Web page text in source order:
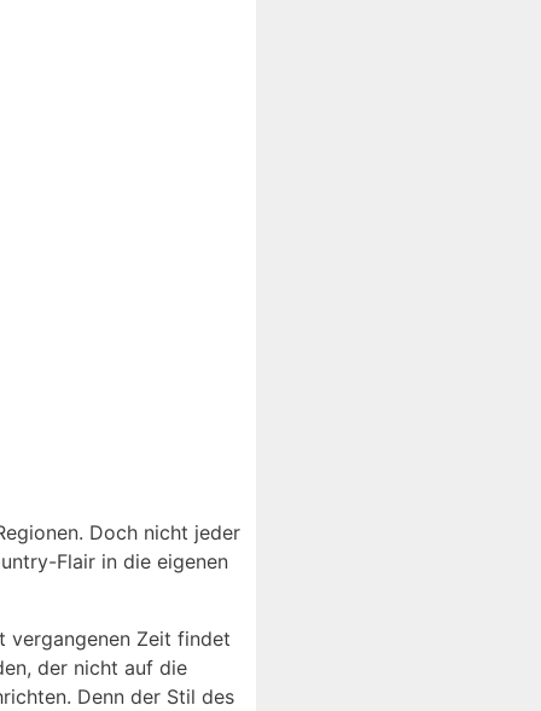
Doch nicht jeder
Flair in die eigenen
vergangenen Zeit findet
der nicht auf die
Denn der Stil des